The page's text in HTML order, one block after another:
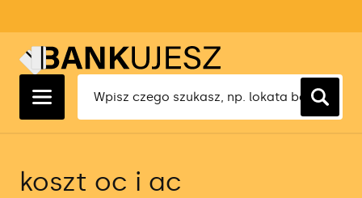
koszt oc i ac
Ranking Lokat 1 Miesięcznych
Ranking Lokat 3 Miesięcznych
Ranking Lokat 12 Miesięcznych
Ranking Kredytów Hipotecznych
Ranking Kredytów Gotówkowych
Ranking Kart Kredytowych
Ranking Kont Osobistych
Ranking Kont Oszczędnościowych
Ranking Kont Maklerskich
Ranking Kont Firmowych
Ranking Oszczędnościowych Kont
Firmowych
Ranking Faktoringu Cichego
Ranking Ubezpieczeń OC
Ranking Ubezpieczeń AC
Ranking Ubezpieczeń Na Życie